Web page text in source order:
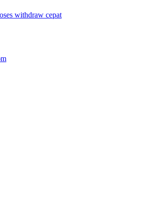
withdraw cepat